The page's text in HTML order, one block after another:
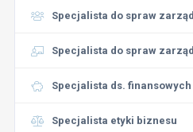
Specjalista do spraw
Specjalista do spraw
Specjalista ds. finansowych
Specjalista etyki biznesu